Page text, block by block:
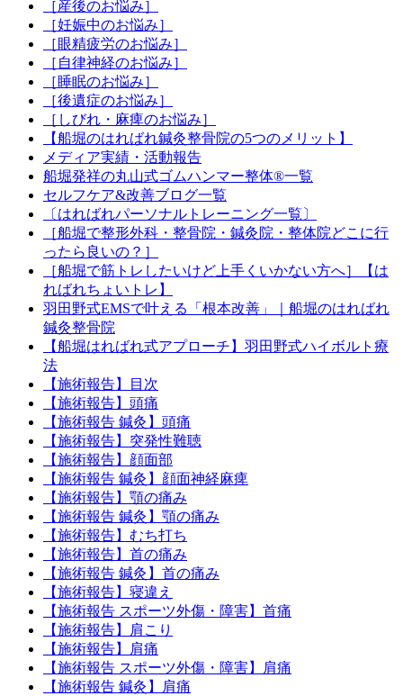
［産後のお悩み］
［妊娠中のお悩み］
［眼精疲労のお悩み］
［自律神経のお悩み］
［睡眠のお悩み］
［後遺症のお悩み］
［しびれ・麻痺のお悩み］
【船堀のはればれ鍼灸整骨院の5つのメリット】
メディア実績・活動報告
船堀発祥の丸山式ゴムハンマー整体®︎一覧
セルフケア&改善ブログ一覧
〔はればれパーソナルトレーニング一覧〕
［船堀で整形外科・整骨院・鍼灸院・整体院どこに行
ったら良いの？］
［船堀で筋トレしたいけど上手くいかない方へ］【は
ればれちょいトレ】
羽田野式EMSで叶える「根本改善」｜船堀のはればれ
鍼灸整骨院
【船堀はればれ式アプローチ】羽田野式ハイボルト療
法
【施術報告】目次
【施術報告】頭痛
【施術報告 鍼灸】頭痛
【施術報告】突発性難聴
【施術報告】顔面部
【施術報告 鍼灸】顔面神経麻痺
【施術報告】顎の痛み
【施術報告 鍼灸】顎の痛み
【施術報告】むち打ち
【施術報告】首の痛み
【施術報告 鍼灸】首の痛み
【施術報告】寝違え
【施術報告 スポーツ外傷・障害】首痛
【施術報告】肩こり
【施術報告】肩痛
【施術報告 スポーツ外傷・障害】肩痛
【施術報告 鍼灸】肩痛